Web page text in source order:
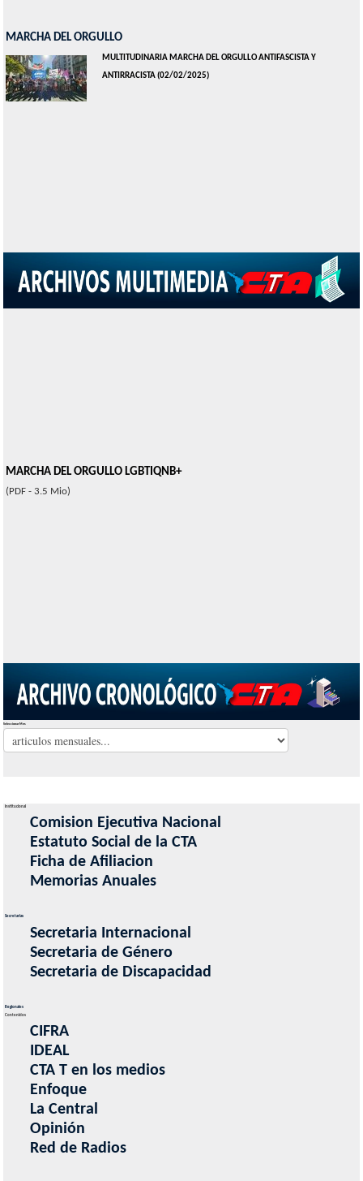
MARCHA DEL ORGULLO
MULTITUDINARIA MARCHA DEL ORGULLO ANTIFASCISTA Y
ANTIRRACISTA(02/02/2025)
MARCHA DEL ORGULLO LGBTIQNB+
(PDF - 3.5 Mio)
Seleccionar Mes
Institucional
Comision Ejecutiva Nacional
Estatuto Social de la CTA
Ficha de Afiliacion
Memorias Anuales
Secretarias
Secretaria Internacional
Secretaria de Género
Secretaria de Discapacidad
Regionales
Contenidos
CIFRA
IDEAL
CTA T en los medios
Enfoque
La Central
Opinión
Red de Radios